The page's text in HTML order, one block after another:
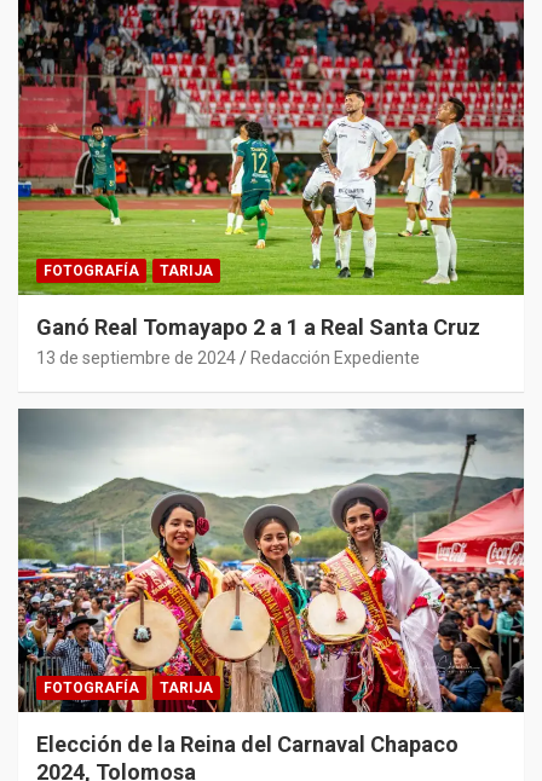
FOTOGRAFÍA TARIJA
Ganó Real Tomayapo 2 a 1 a Real Santa Cruz
13 de septiembre de 2024 Redacción Expediente
FOTOGRAFÍA TARIJA
Elección de la Reina del Carnaval Chapaco
2024, Tolomosa